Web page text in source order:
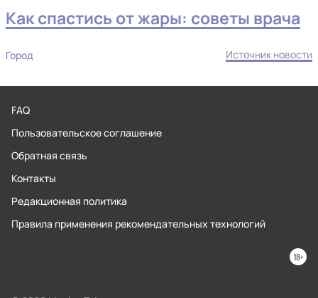
Как спастись от жары: советы врача
Город Источник новости
FAQ
Пользовательское соглашение
Обратная связь
Контакты
Редакционная политика
Правила применения рекомендательных технологий